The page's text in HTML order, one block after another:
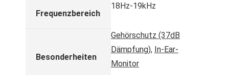
Frequenzbereich
18Hz-19kHz
Besonderheiten
Gehörschutz (37dB
Dämpfung), In-Ear-
Monitor